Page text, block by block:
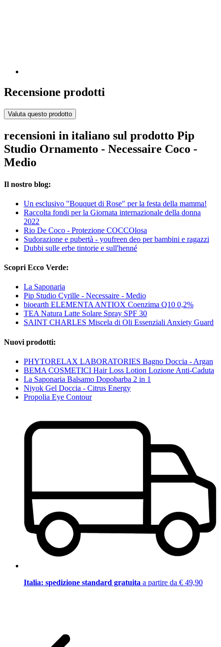
Recensione prodotti
Valuta questo prodotto
recensioni in italiano sul prodotto Pip
Studio Ornamento - Necessaire Coco -
Medio
Il nostro blog:
Un esclusivo "Bouquet di Rose" per la festa della mamma!
Raccolta fondi per la Giornata internazionale della donna
2022
Rio De Coco - Protezione COCCOlosa
Sudorazione e pubertà - youfreen deo per bambini e ragazzi
Dubbi sulle erbe tintorie e sull'henné
Scopri Ecco Verde:
La Saponaria
Pip Studio Cyrille - Necessaire - Medio
bioearth ELEMENTA ANTIOX Coenzima Q10 0,2%
TEA Natura Latte Solare Spray SPF 30
SAINT CHARLES Miscela di Oli Essenziali Anxiety Guard
Nuovi prodotti:
PHYTORELAX LABORATORIES Bagno Doccia - Argan
BEMA COSMETICI Hair Loss Lotion Lozione Anti-Caduta
La Saponaria Balsamo Dopobarba 2 in 1
Niyok Gel Doccia - Citrus Energy
Propolia Eye Contour
Italia: spedizione standard gratuita a partire da € 49,90